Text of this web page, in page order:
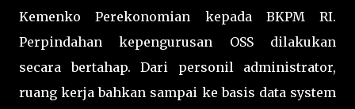
Kemenko Perekonomian kepada BKPM RI.
Perpindahan kepengurusan OSS dilakukan
secara bertahap. Dari personil administrator,
ruang kerja bahkan sampai ke basis data system